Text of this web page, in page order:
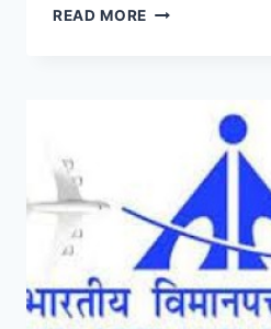
READ MORE DUBAI
SHOPPING
VACANCIES